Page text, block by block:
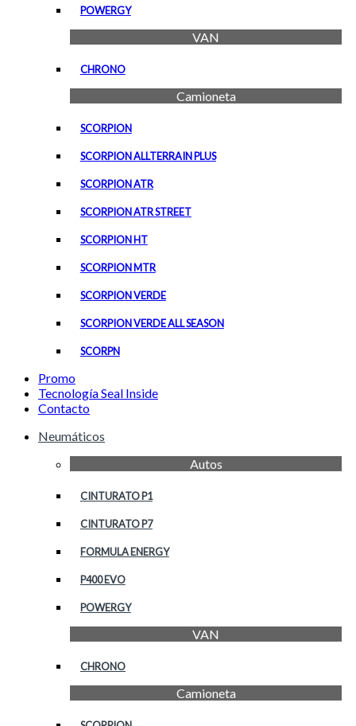
POWERGY
VAN
CHRONO
Camioneta
SCORPION
SCORPION ALLTERRAIN PLUS
SCORPION ATR
SCORPION ATR STREET
SCORPION HT
SCORPION MTR
SCORPION VERDE
SCORPION VERDE ALL SEASON
SCORPN
Promo
Tecnología Seal Inside
Contacto
Neumáticos
Autos
CINTURATO P1
CINTURATO P7
FORMULA ENERGY
P400 EVO
POWERGY
VAN
CHRONO
Camioneta